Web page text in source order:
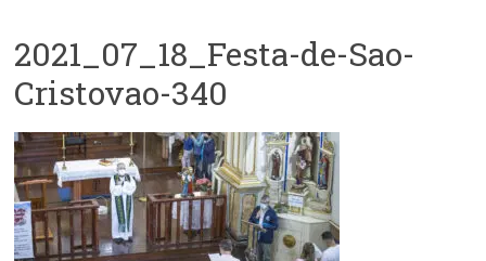
–
Luz
Arquidiocese
de
São
Paulo
–
2021_07_18_Festa-de-Sao-
Cristovao-340